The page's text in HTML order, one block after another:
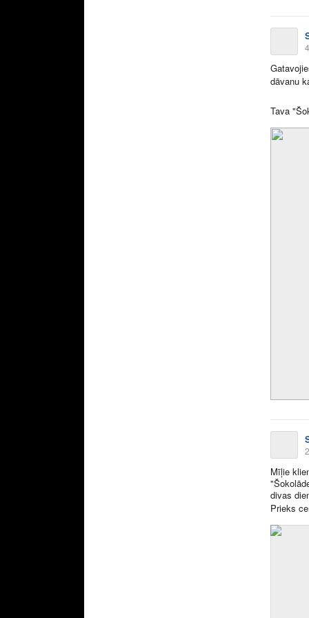
dāvanu
Tava
Mīļie
divas
Prieks